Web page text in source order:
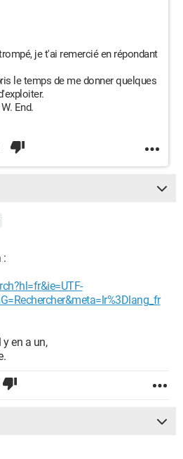
je t'ai remercié en répondant
le temps de me donner quelques
End.
:
y en a un,